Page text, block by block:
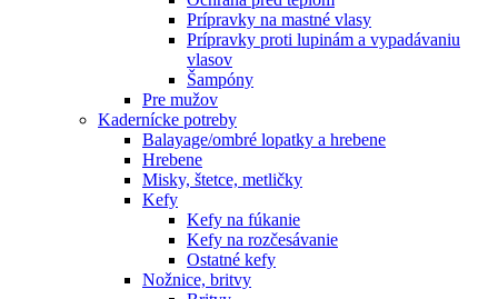
Prípravky na mastné vlasy
Prípravky proti lupinám a vypadávaniu
vlasov
Šampóny
Pre mužov
Kadernícke potreby
Balayage/ombré lopatky a hrebene
Hrebene
Misky, štetce, metličky
Kefy
Kefy na fúkanie
Kefy na rozčesávanie
Ostatné kefy
Nožnice, britvy